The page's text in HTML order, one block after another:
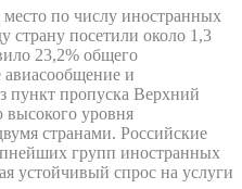
по числу иностранных
страну посетили около 1,3
23,2% общего
авиасообщение и
пункт пропуска Верхний
высокого уровня
странами. Российские
групп иностранных
устойчивый спрос на услуги